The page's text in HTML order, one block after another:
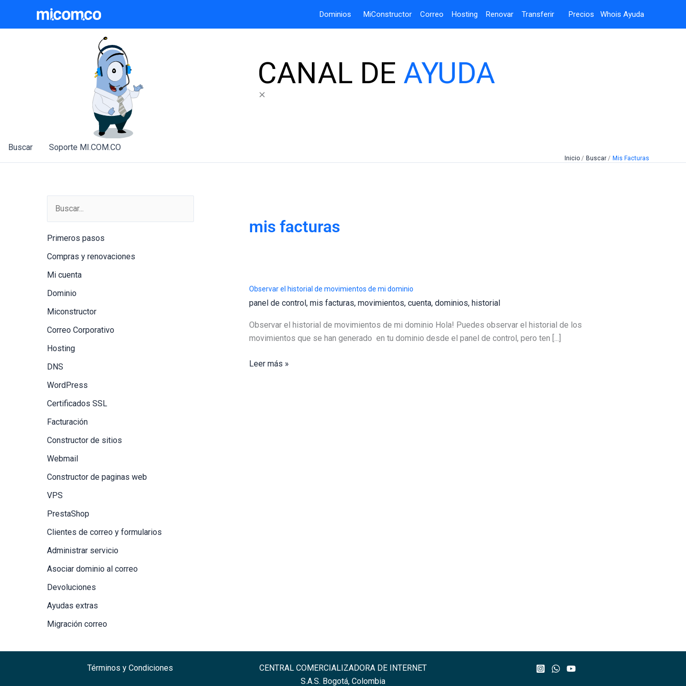
Dominios MiConstructor Correo Hosting Renovar Transferir Precios Whois Ayuda
CANAL DE AYUDA
Buscar Soporte MI.COM.CO
Inicio Buscar Mis Facturas
Primeros pasos
Compras y renovaciones
Mi cuenta
Dominio
Miconstructor
Correo Corporativo
Hosting
DNS
WordPress
Certificados SSL
Facturación
Constructor de sitios
Webmail
Constructor de paginas web
VPS
PrestaShop
Clientes de correo y formularios
Administrar servicio
Asociar dominio al correo
Devoluciones
Ayudas extras
Migración correo
mis facturas
Observar el historial de movimientos de mi dominio
panel de control, mis facturas, movimientos, cuenta, dominios, historial
Observar el historial de movimientos de mi dominio Hola! Puedes observar el historial de los
movimientos que se han generado en tu dominio desde el panel de control, pero ten [...]
Observar
Leer más »
Términos y Condiciones
CENTRAL COMERCIALIZADORA DE INTERNET
S.A.S. Bogotá, Colombia